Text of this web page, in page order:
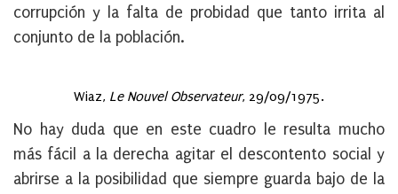
corrupción y la falta de probidad que tanto irrita al
conjunto de la población.
Wiaz, Le Nouvel Observateur, 29/09/1975.
No hay duda que en este cuadro le resulta mucho
más fácil a la derecha agitar el descontento social y
abrirse a la posibilidad que siempre guarda bajo de la